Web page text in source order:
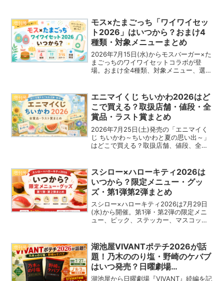
ポテチ、ブルーロックコラボキャンペー
ンもまとめて紹介します。
増刊号
モス×たまごっち「ワイワイセッ
ト2026」はいつから？おまけ4
種類・対象メニューまとめ
2026年7月15日(水)からモスバーガー×た
まごっちのワイワイセットコラボが登
場。おまけ全4種類、対象メニュー、選べ
すくまとめます。
増刊号
エニマイくじ ちいかわ2026はど
こで買える？取扱店舗・値段・全
賞品・ラスト賞まとめ
2026年7月25日(土)発売の「エニマイく
じ ちいかわ～ちいかわと夏の思い出～」
はどこで買える？取扱店舗、値段、全賞
増刊号
スシロー×ハローキティ2026は
いつから？限定メニュー・グッ
ズ・第1弾第2弾まとめ
スシロー×ハローキティ2026は7月29日
(水)から開催。第1弾・第2弾の限定メニ
ュー、ピック、ステッカー、マスコッ
す。
増刊号
湖池屋VIVANTポテチ2026が話
題！乃木ののり塩・野崎のケバブ
はいつ発売？日曜劇場
『VIVANT』続編と楽しむコラボ
湖池屋から日曜劇場『VIVANT』続編を記